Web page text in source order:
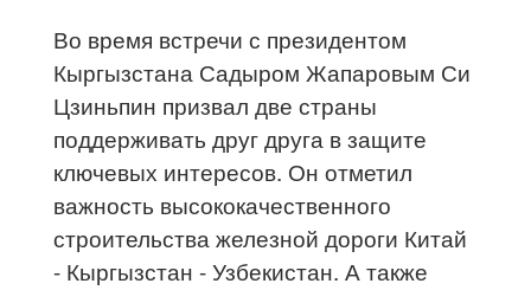
Во время встречи с президентом
Кыргызстана Садыром Жапаровым Си
Цзиньпин призвал две страны
поддерживать друг друга в защите
ключевых интересов. Он отметил
важность высококачественного
строительства железной дороги Китай
- Кыргызстан - Узбекистан. А также